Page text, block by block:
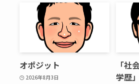
オポジット
2026年8月3日
「社
学歴